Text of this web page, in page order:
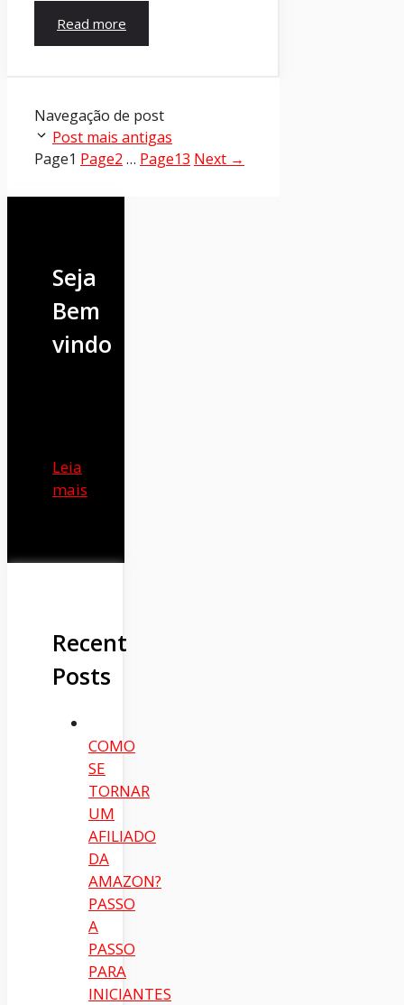
Read more
Navegação de post
Post mais antigas
Page1 Page2 … Page13 Next →
Seja
Bem
vindo
Leia
mais
Recent
Posts
COMO
SE
TORNAR
UM
AFILIADO
DA
AMAZON?
PASSO
A
PASSO
PARA
INICIANTES